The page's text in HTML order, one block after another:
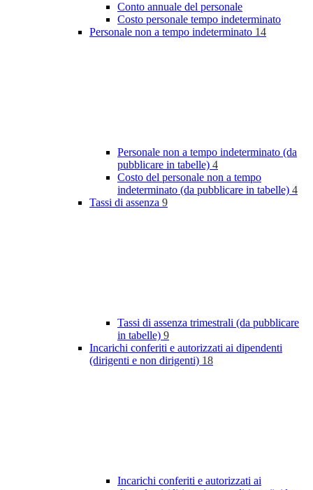
Conto annuale del personale
Costo personale tempo indeterminato
Personale non a tempo indeterminato 14
Personale non a tempo indeterminato (da
pubblicare in tabelle) 4
Costo del personale non a tempo
indeterminato (da pubblicare in tabelle) 4
Tassi di assenza 9
Tassi di assenza trimestrali (da pubblicare
in tabelle) 9
Incarichi conferiti e autorizzati ai dipendenti
(dirigenti e non dirigenti) 18
Incarichi conferiti e autorizzati ai